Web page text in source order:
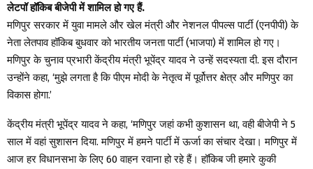
लेटपॉ हॉकिब बीजेपी में शामिल हो गए हैं.
मणिपुर सरकार में युवा मामले और खेल मंत्री और नेशनल पीपल्स पार्टी (एनपीपी) के
नेता लेतपाव हॉकिब बुधवार को भारतीय जनता पार्टी (भाजपा) में शामिल हो गए।
मणिपुर के चुनाव प्रभारी केंद्रीय मंत्री भूपेंद्र यादव ने उन्हें सदस्यता दी. इस दौरान
उन्होंने कहा, ‘मुझे लगता है कि पीएम मोदी के नेतृत्व में पूर्वोत्तर क्षेत्र और मणिपुर का
विकास होगा.’
केंद्रीय मंत्री भूपेंद्र यादव ने कहा, ‘मणिपुर जहां कभी कुशासन था, वही बीजेपी ने 5
साल में वहां सुशासन दिया. मणिपुर में हमने पार्टी में ऊर्जा का संचार देखा। मणिपुर में
आज हर विधानसभा के लिए 60 वाहन रवाना हो रहे हैं। हॉकिब जी हमारे कुकी